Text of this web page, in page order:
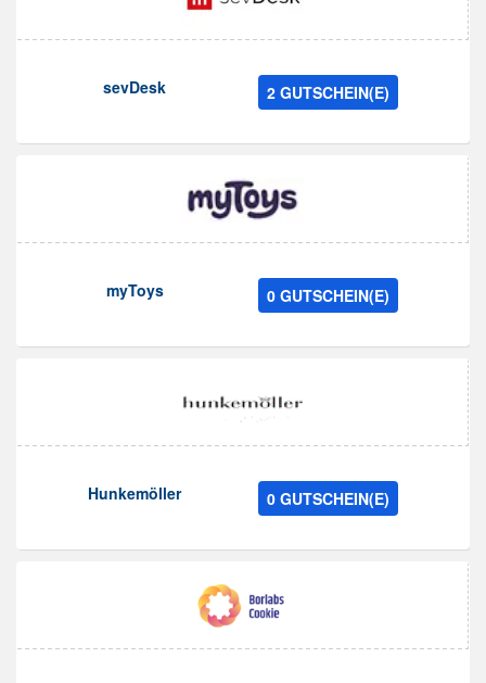
sevDesk 2 GUTSCHEIN(E)
myToys 0 GUTSCHEIN(E)
Hunkemöller 0 GUTSCHEIN(E)